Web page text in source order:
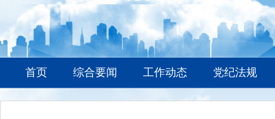
首页 综合要闻 工作动态 党纪法规